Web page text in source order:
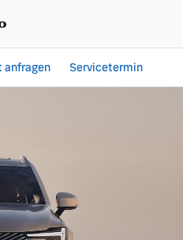
anfragen Servicetermin